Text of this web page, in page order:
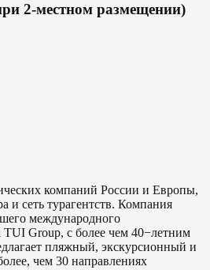
2-местном размещении)
компаний России и Европы,
и сеть турагентств. Компания
международного
TUI Group, с более чем 40−летним
пляжный, экскурсионный и
чем 30 направлениях